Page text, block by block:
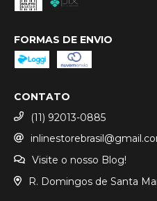
FORMAS DE ENVIO
CONTATO
(11) 92013-0885
Visite o nosso Blog!
R. Domingos de Santa